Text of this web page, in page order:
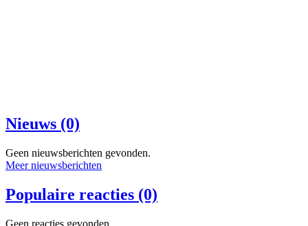
Nieuws (0)
Geen nieuwsberichten gevonden.
Meer nieuwsberichten
Populaire reacties (0)
Geen reacties gevonden.